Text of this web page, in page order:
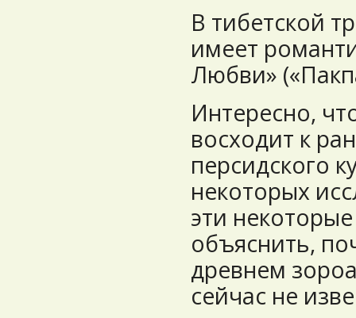
В тибетской
имеет
Любви»
Интересно,
восходит к
персидского
некоторых
эти
объяснить,
древнем
сейчас не